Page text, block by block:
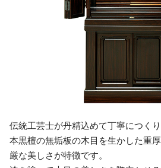
伝統工芸士が丹精込めて丁寧につく
本黒檀の無垢板の木目を生かした重
厳な美しさが特徴です。